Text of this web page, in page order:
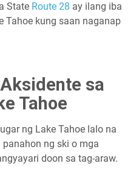
State Route 28 ay ilang iba
Tahoe kung saan naganap
sa
Tahoe
ng Lake Tahoe lalo na
ng ski o mga
doon sa tag-araw.